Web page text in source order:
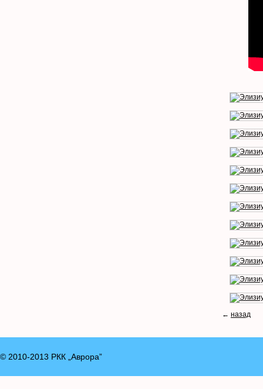
← назад
© 2010-2013 РКК „Аврора”